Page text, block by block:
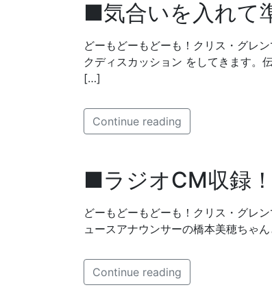
■気合いを入れて
どーもどーもどーも！クリス・グレ
クディスカッション をしてきます。
[…]
Continue reading
■ラジオCM収録！
どーもどーもどーも！クリス・グレ
ュースアナウンサーの橋本美穂ちゃ
Continue reading